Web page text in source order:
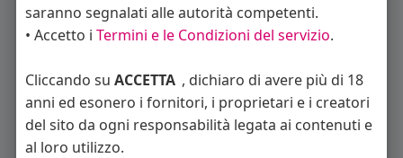
Angelica Cattaneo callmevittoria Elisa Esposito
saranno segnalati alle autorità competenti.
• Accetto i Termini e le Condizioni del servizio.
Cliccando su ACCETTA , dichiaro di avere più di 18
anni ed esonero i fornitori, i proprietari e i creatori
del sito da ogni responsabilità legata ai contenuti e
al loro utilizzo.